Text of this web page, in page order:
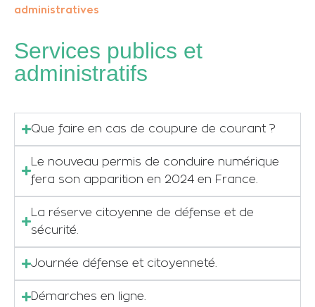
administratives
Services publics et
administratifs
Que faire en cas de coupure de courant ?
Le nouveau permis de conduire numérique
fera son apparition en 2024 en France.
La réserve citoyenne de défense et de
sécurité.
Journée défense et citoyenneté.
Démarches en ligne.